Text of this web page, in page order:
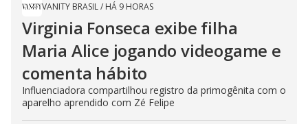
VANITY BRASIL/ HÁ 9 HORAS
Virginia Fonseca exibe filha
Maria Alice jogando videogame e
comenta hábito
Influenciadora compartilhou registro da primogênita com o
aparelho aprendido com Zé Felipe